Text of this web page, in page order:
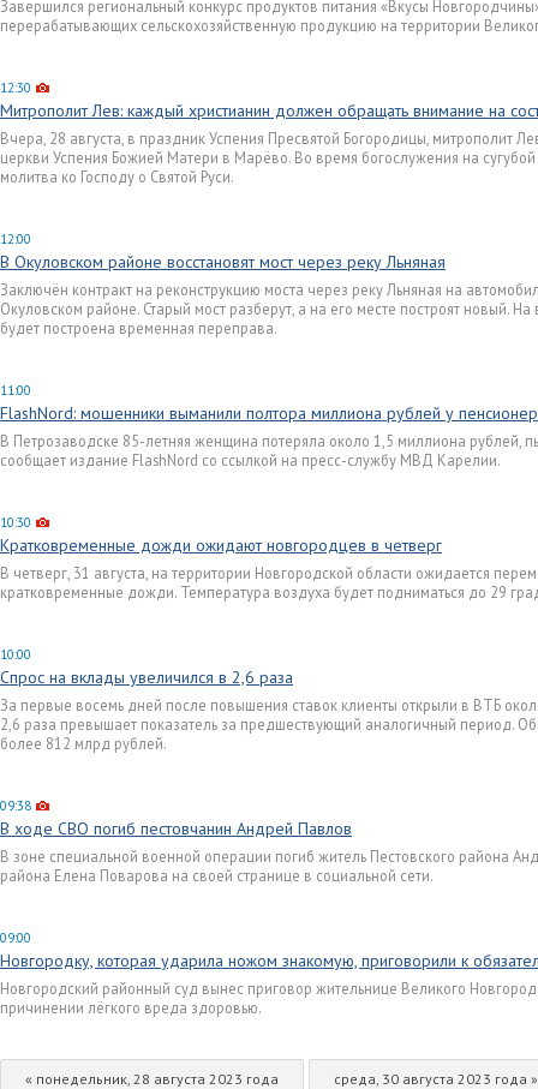
Завершился региональный конкурс продуктов питания «Вкусы
перерабатывающих сельскохозяйственную продукцию на территории
12:30
Митрополит Лев: каждый христианин должен обращать внимание на
Вчера, 28 августа, в праздник Успения Пресвятой Богородицы, митрополит
церкви Успения Божией Матери в Марёво. Во время богослужения на
молитва ко Господу о Святой Руси.
12:00
В Окуловском районе восстановят мост через реку Льняная
Заключён контракт на реконструкцию моста через реку Льняная на
Окуловском районе. Старый мост разберут, а на его месте построят новый.
будет построена временная переправа.
11:00
FlashNord: мошенники выманили полтора миллиона рублей у
В Петрозаводске 85-летняя женщина потеряла около 1,5 миллиона рублей,
сообщает издание FlashNord со ссылкой на пресс-службу МВД Карелии.
10:30
Кратковременные дожди ожидают новгородцев в четверг
В четверг, 31 августа, на территории Новгородской области ожидается
кратковременные дожди. Температура воздуха будет подниматься до 29
10:00
Спрос на вклады увеличился в 2,6 раза
За первые восемь дней после повышения ставок клиенты открыли в ВТБ
2,6 раза превышает показатель за предшествующий аналогичный период.
более 812 млрд рублей.
09:38
В ходе СВО погиб пестовчанин Андрей Павлов
В зоне специальной военной операции погиб житель Пестовского района
района Елена Поварова на своей странице в социальной сети.
09:00
Новгородку, которая ударила ножом знакомую, приговорили к
Новгородский районный суд вынес приговор жительнице Великого
причинении лёгкого вреда здоровью.
« понедельник, 28 августа 2023 года среда, 30 августа 2023 года »